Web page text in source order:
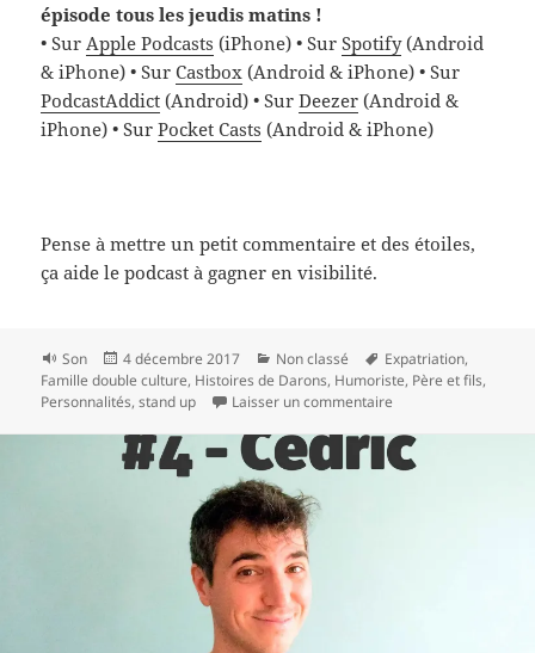
épisode tous les jeudis matins !
• SurApple Podcasts (iPhone) • SurSpotify(Android
& iPhone) • SurCastbox (Android & iPhone) • Sur
PodcastAddict (Android) • SurDeezer (Android &
iPhone) • SurPocket Casts (Android & iPhone)
Pense à mettre un petit commentaire et des étoiles,
ça aide le podcast à gagner en visibilité.
Format
Son
Publié
le
4 décembre 2017 Catégories
Non classé
Mots-
clés
Expatriation,
Famille double culture, Histoires de Darons, Humoriste, Père et fils,
Personnalités,stand up Laisser un commentaire